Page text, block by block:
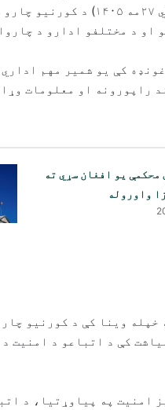
چهارشنبې په ورځ (د
او د مختلفو ادارو د
کې یو شمیر مهم
راپورونه او معلومات
محکمې یو افغان سړي ته
واوروله
وینا کې د کورنیو
کې د اتباعو د امنیت
امنیت په پیاوړتیا، د